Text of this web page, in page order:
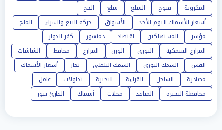
المكرونة
فتوح السلع سلع
الحج
أسعار الأسماك اليوم الأحد
الأسواق حركة البيع والشراء
الملح
مؤشر
المستهلكين اقتصاد دمنهور
كفر الدوار
المزارع السمكية
البوري الوزن المزارع محافظ
الشاشات
القش
السمك البوري السمك البلطي تجار
أسعار الأسماك
مصادرة
الساحل القراءة البحيرة تداولات
عامل
محافظة البحيرة
المنافذ محلات أسماك القارئ نيوز